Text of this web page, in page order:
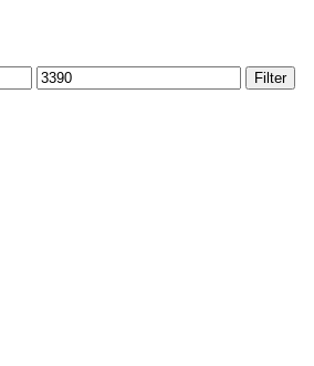
Max
price
Filter